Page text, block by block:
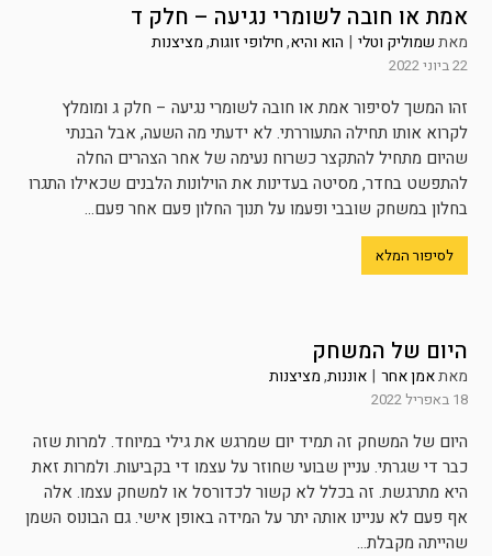
אמת או חובה לשומרי נגיעה – חלק ד
מאתשמוליק וטלי | הוא והיא,חילופי זוגות,מציצנות
22 ביוני 2022
זהו המשך לסיפור אמת או חובה לשומרי נגיעה – חלק ג ומומלץ
לקרוא אותו תחילה התעוררתי. לא ידעתי מה השעה, אבל הבנתי
שהיום מתחיל להתקצר כשרוח נעימה של אחר הצהרים החלה
להתפשט בחדר, מסיטה בעדינות את הוילונות הלבנים שכאילו התגרו
בחלון במשחק שובבי ופעמו על תנוך החלון פעם אחר פעם...
לסיפור המלא
היום של המשחק
מאתאמן אחר | אוננות,מציצנות
18 באפריל 2022
היום של המשחק זה תמיד יום שמרגש את גילי במיוחד. למרות שזה
כבר די שגרתי. עניין שבועי שחוזר על עצמו די בקביעות. ולמרות זאת
היא מתרגשת. זה בכלל לא קשור לכדורסל או למשחק עצמו. אלה
אף פעם לא עניינו אותה יתר על המידה באופן אישי. גם הבונוס השמן
שהייתה מקבלת...